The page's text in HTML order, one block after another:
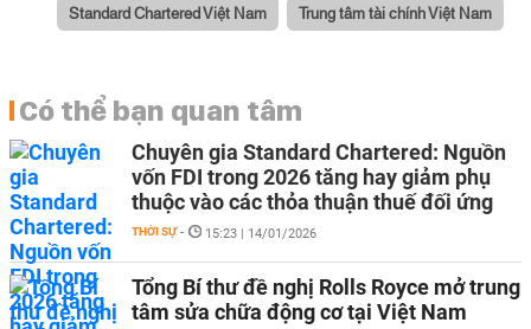
Standard Chartered Việt Nam Trung tâm tài chính Việt Nam
Có thể bạn quan tâm
Chuyên gia Standard Chartered: Nguồn
vốn FDI trong 2026 tăng hay giảm phụ
thuộc vào các thỏa thuận thuế đối ứng
THỜI SỰ - 15:23 | 14/01/2026
Tổng Bí thư đề nghị Rolls Royce mở trung
tâm sửa chữa động cơ tại Việt Nam